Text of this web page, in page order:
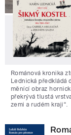
Románová kronika
Lednická předkládá
měnící obraz
překrývá tlustá
zemi a rudém kraji“.